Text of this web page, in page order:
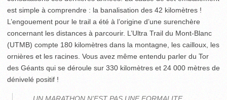
est simple à comprendre : la banalisation des 42 kilomètres !
L’engouement pour le trail a été à l’origine d’une surenchère
concernant les distances à parcourir. L’Ultra Trail du Mont-Blanc
(UTMB) compte 180 kilomètres dans la montagne, les cailloux, les
ornières et les racines. Vous avez même entendu parler du Tor
des Géants qui se déroule sur 330 kilomètres et 24 000 mètres de
dénivelé positif !